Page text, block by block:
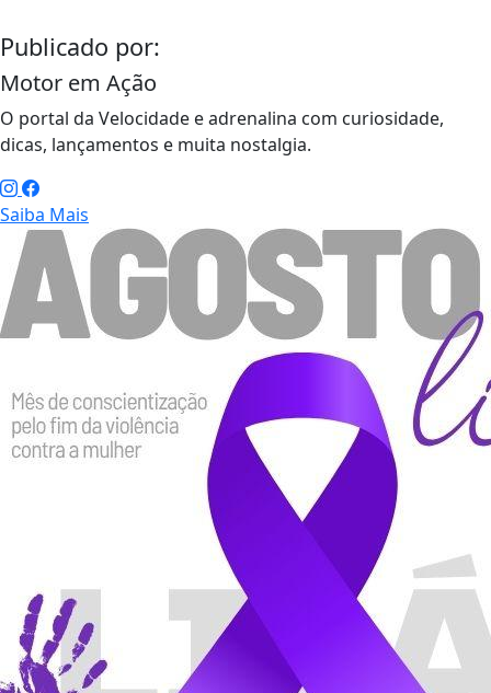
Publicado por:
Motor em Ação
O portal da Velocidade e adrenalina com curiosidade,
dicas, lançamentos e muita nostalgia.
Saiba Mais